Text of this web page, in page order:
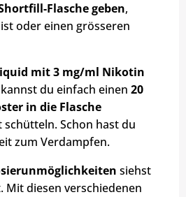
Flasche geben,
oder einen grösseren
mit 3 mg/ml Nikotin
du einfach einen 20
in die Flasche
schütteln. Schon hast du
zum Verdampfen.
siehst
Mit diesen verschiedenen